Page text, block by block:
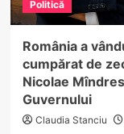
Politică
România a
cumpărat de
Nicolae
Guvernului
Claudia Stanciu